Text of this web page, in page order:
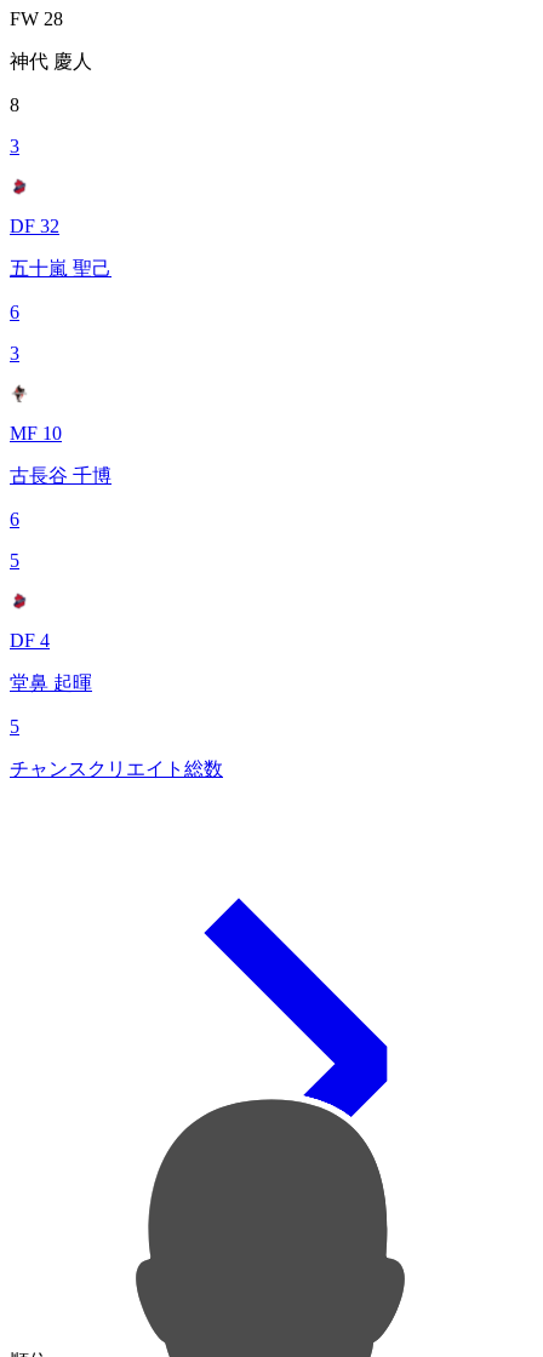
FW 28
神代 慶人
8
3
DF 32
五十嵐 聖己
6
3
MF 10
古長谷 千博
6
5
DF 4
堂鼻 起暉
5
チャンスクリエイト総数